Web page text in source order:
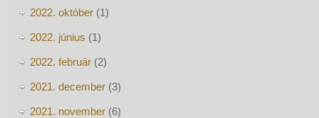
2022. október(1)
2022. június (1)
2022. február(2)
2021. december(3)
2021. november(6)